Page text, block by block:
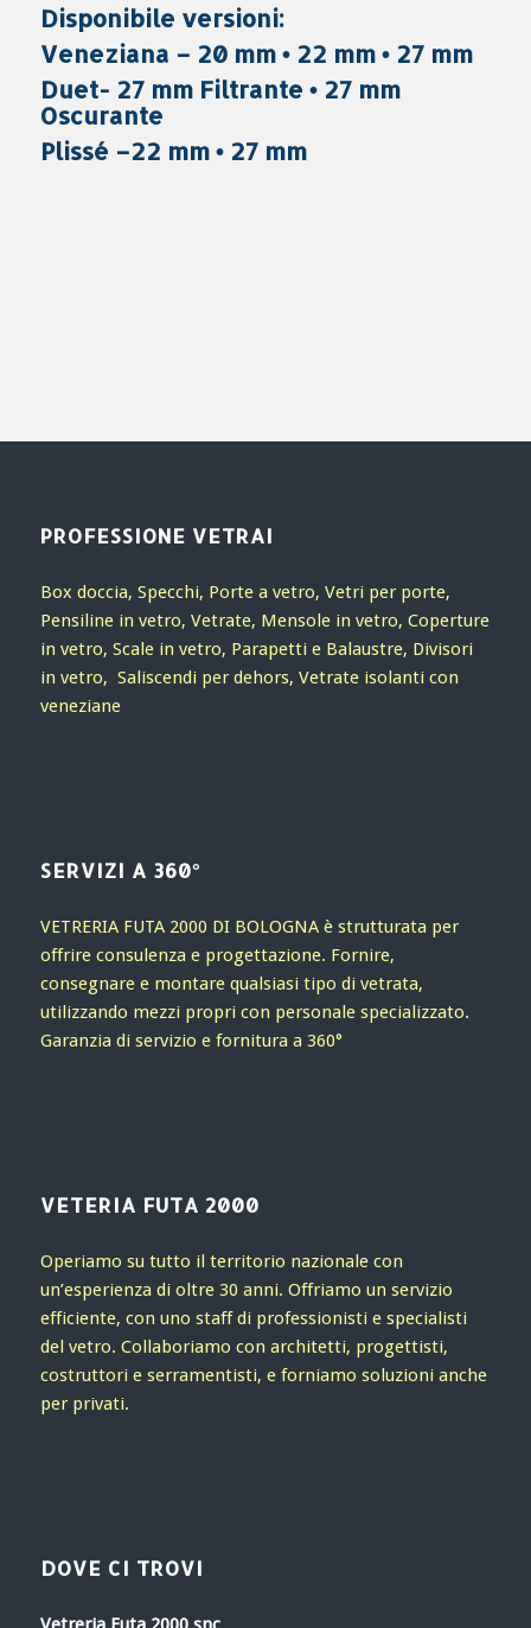
Disponibile versioni:
Veneziana – 20 mm • 22 mm • 27 mm
Duet- 27 mm Filtrante • 27 mm
Oscurante
Plissé –22 mm • 27 mm
PROFESSIONE VETRAI
Box doccia, Specchi, Porte a vetro, Vetri per porte,
Pensiline in vetro, Vetrate, Mensole in vetro, Coperture
in vetro, Scale in vetro, Parapetti e Balaustre, Divisori
in vetro, Saliscendi per dehors, Vetrate isolanti con
veneziane
SERVIZI A 360°
VETRERIA FUTA 2000 DI BOLOGNA è strutturata per
offrire consulenza e progettazione. Fornire,
consegnare e montare qualsiasi tipo di vetrata,
utilizzando mezzi propri con personale specializzato.
Garanzia di servizio e fornitura a 360°
VETERIA FUTA 2000
Operiamo su tutto il territorio nazionale con
un’esperienza di oltre 30 anni. Offriamo un servizio
efficiente, con uno staff di professionisti e specialisti
del vetro. Collaboriamo con architetti, progettisti,
costruttori e serramentisti, e forniamo soluzioni anche
per privati.
DOVE CI TROVI